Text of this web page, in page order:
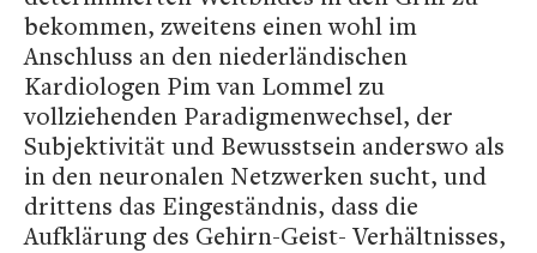
bekommen, zweitens einen wohl im
Anschluss an den niederländischen
Kardiologen Pim van Lommel zu
vollziehenden Paradigmenwechsel, der
Subjektivität und Bewusstsein anderswo als
in den neuronalen Netzwerken sucht, und
drittens das Eingeständnis, dass die
Aufklärung des Gehirn-Geist- Verhältnisses,